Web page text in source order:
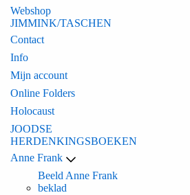
Webshop
JIMMINK/TASCHEN
Contact
Info
Mijn account
Online Folders
Holocaust
JOODSE
HERDENKINGSBOEKEN
Anne Frank
Beeld Anne Frank
beklad